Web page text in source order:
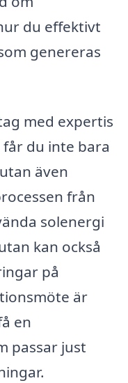
du effektivt
genereras
med expertis
du inte bara
även
från
solenergi
kan också
på
är
en
passar just